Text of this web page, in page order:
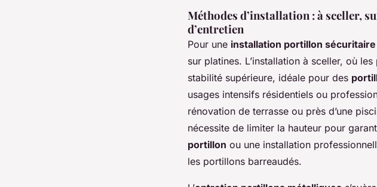
Méthodes d’installation : à sceller,
d’entretien
Pour une installation portillon sécuritaire
sur platines. L’installation à sceller, où
stabilité supérieure, idéale pour des
usages intensifs résidentiels ou
rénovation de terrasse ou près d’une
nécessite de limiter la hauteur pour
portillon ou une installation
les portillons barreaudés.